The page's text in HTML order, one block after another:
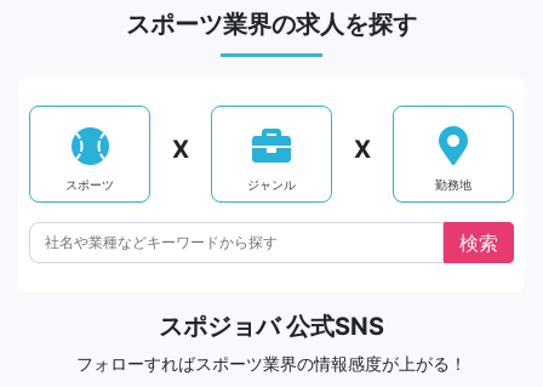
スポーツ業界の求人を探す
スポーツ
X
ジャンル
X
勤務地
スポジョバ 公式SNS
フォローすればスポーツ業界の情報感度が上がる！